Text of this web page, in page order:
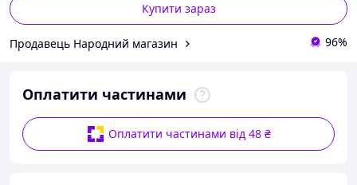
Купити зараз
Продавець Народний магазин 96%
Оплатити частинами
Оплатити частинами від 48 ₴